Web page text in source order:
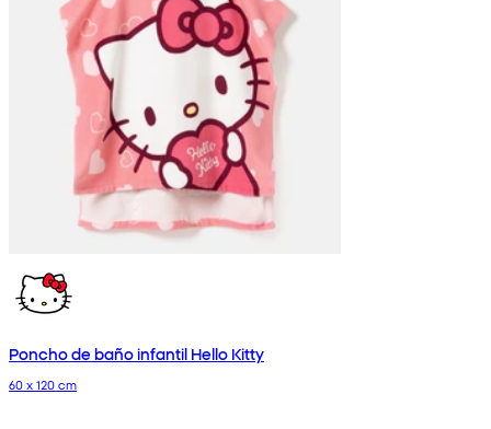
Poncho de baño infantil Hello Kitty
60 x 120 cm